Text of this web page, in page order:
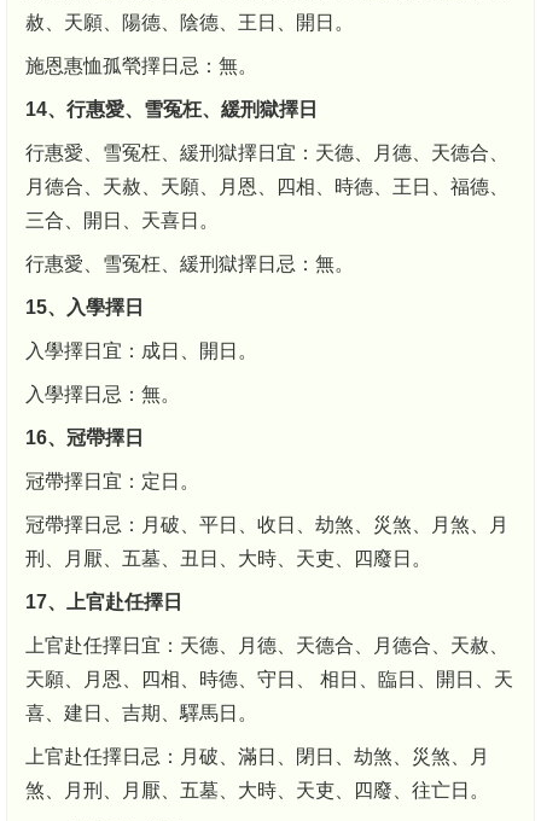
赦、天願、陽德、陰德、王日、開日。
施恩惠恤孤煢擇日忌：無。
14、行惠愛、雪冤枉、緩刑獄擇日
行惠愛、雪冤枉、緩刑獄擇日宜：天德、月德、天德合、
月德合、天赦、天願、月恩、四相、時德、王日、福德、
三合、開日、天喜日。
行惠愛、雪冤枉、緩刑獄擇日忌：無。
15、入學擇日
入學擇日宜：成日、開日。
入學擇日忌：無。
16、冠帶擇日
冠帶擇日宜：定日。
冠帶擇日忌：月破、平日、收日、劫煞、災煞、月煞、月
刑、月厭、五墓、丑日、大時、天吏、四廢日。
17、上官赴任擇日
上官赴任擇日宜：天德、月德、天德合、月德合、天赦、
天願、月恩、四相、時德、守日、 相日、臨日、開日、天
喜、建日、吉期、驛馬日。
上官赴任擇日忌：月破、滿日、閉日、劫煞、災煞、月
煞、月刑、月厭、五墓、大時、天吏、四廢、往亡日。